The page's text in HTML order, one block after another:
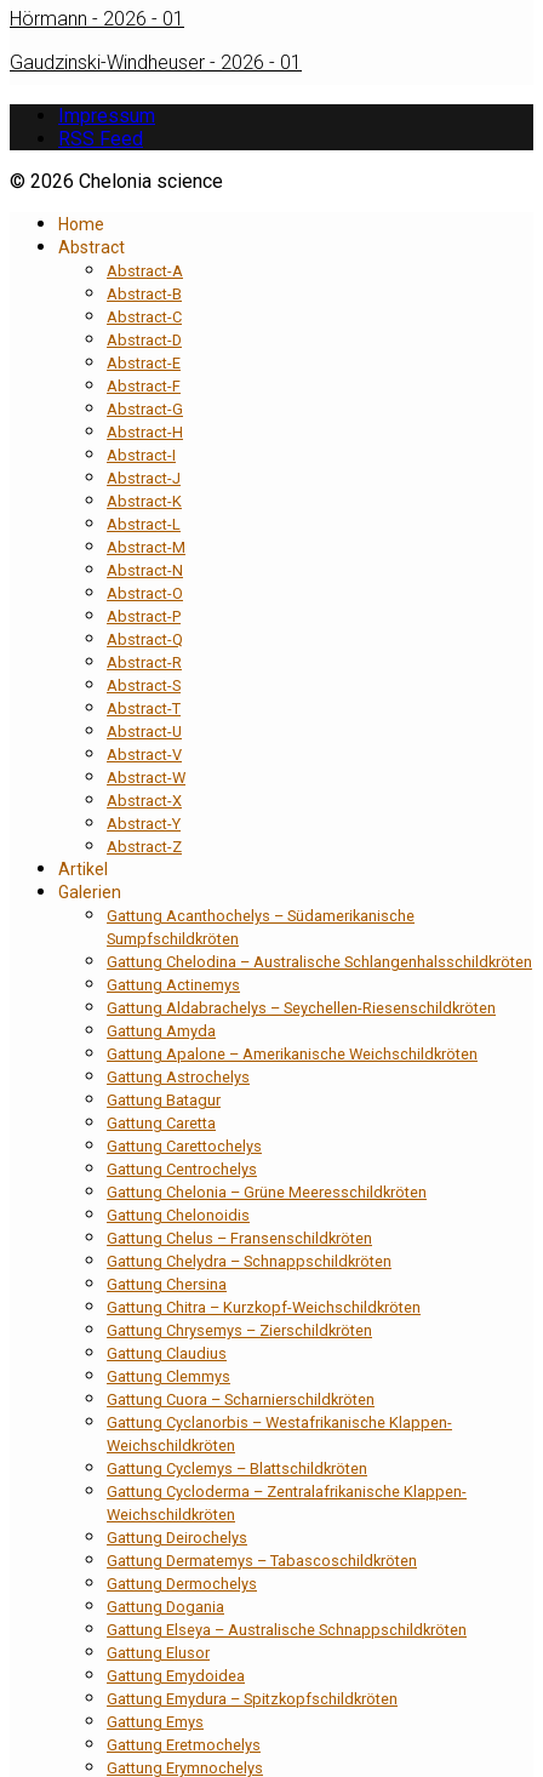
Hörmann - 2026 - 01
Gaudzinski-Windheuser - 2026 - 01
Impressum
RSS Feed
© 2026 Chelonia science
Home
Abstract
Abstract-A
Abstract-B
Abstract-C
Abstract-D
Abstract-E
Abstract-F
Abstract-G
Abstract-H
Abstract-I
Abstract-J
Abstract-K
Abstract-L
Abstract-M
Abstract-N
Abstract-O
Abstract-P
Abstract-Q
Abstract-R
Abstract-S
Abstract-T
Abstract-U
Abstract-V
Abstract-W
Abstract-X
Abstract-Y
Abstract-Z
Artikel
Galerien
Gattung Acanthochelys – Südamerikanische
Sumpfschildkröten
Gattung Chelodina – Australische Schlangenhalsschildkröten
Gattung Actinemys
Gattung Aldabrachelys – Seychellen-Riesenschildkröten
Gattung Amyda
Gattung Apalone – Amerikanische Weichschildkröten
Gattung Astrochelys
Gattung Batagur
Gattung Caretta
Gattung Carettochelys
Gattung Centrochelys
Gattung Chelonia – Grüne Meeresschildkröten
Gattung Chelonoidis
Gattung Chelus – Fransenschildkröten
Gattung Chelydra – Schnappschildkröten
Gattung Chersina
Gattung Chitra – Kurzkopf-Weichschildkröten
Gattung Chrysemys – Zierschildkröten
Gattung Claudius
Gattung Clemmys
Gattung Cuora – Scharnierschildkröten
Gattung Cyclanorbis – Westafrikanische Klappen-
Weichschildkröten
Gattung Cyclemys – Blattschildkröten
Gattung Cycloderma – Zentralafrikanische Klappen-
Weichschildkröten
Gattung Deirochelys
Gattung Dermatemys – Tabascoschildkröten
Gattung Dermochelys
Gattung Dogania
Gattung Elseya – Australische Schnappschildkröten
Gattung Elusor
Gattung Emydoidea
Gattung Emydura – Spitzkopfschildkröten
Gattung Emys
Gattung Eretmochelys
Gattung Erymnochelys